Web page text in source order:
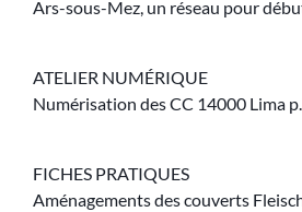
Ars-sous-Mez, un réseau pour
ATELIER NUMÉRIQUE
Numérisation des CC 14000 Lima
FICHES PRATIQUES
Aménagements des couverts